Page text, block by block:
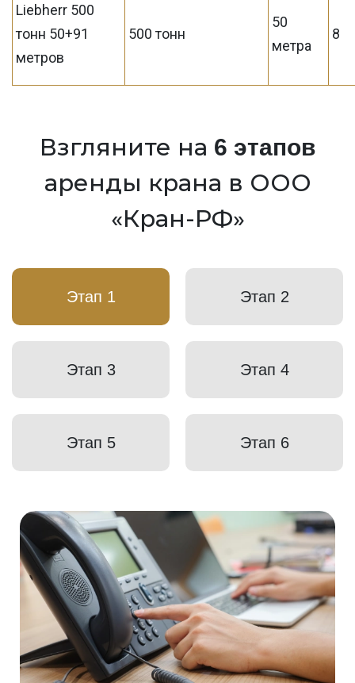
Liebherr 500
тонн 50+91
метров
500 тонн
50
метра
8
Взгляните на 6 этапов
аренды крана в ООО
«Кран-РФ»
Этап 1 Этап 2
Этап 3 Этап 4
Этап 5 Этап 6